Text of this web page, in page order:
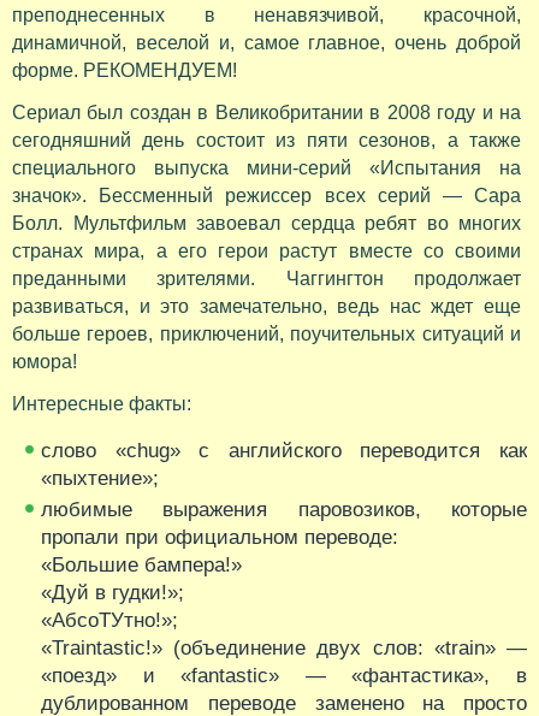
преподнесенных в ненавязчивой, красочной,
динамичной, веселой и, самое главное, очень доброй
форме. РЕКОМЕНДУЕМ!
Сериал был создан в Великобритании в 2008 году и на
сегодняшний день состоит из пяти сезонов, а также
специального выпуска мини-серий «Испытания на
значок». Бессменный режиссер всех серий — Сара
Болл. Мультфильм завоевал сердца ребят во многих
странах мира, а его герои растут вместе со своими
преданными зрителями. Чаггингтон продолжает
развиваться, и это замечательно, ведь нас ждет еще
больше героев, приключений, поучительных ситуаций и
юмора!
Интересные факты:
слово «chug» с английского переводится как
«пыхтение»;
любимые выражения паровозиков, которые
пропали при официальном переводе:
«Большие бампера!»
«Дуй в гудки!»;
«АбсоТУтно!»;
«Traintastic!» (объединение двух слов: «train» —
«поезд» и «fantastic» — «фантастика», в
дублированном переводе заменено на просто